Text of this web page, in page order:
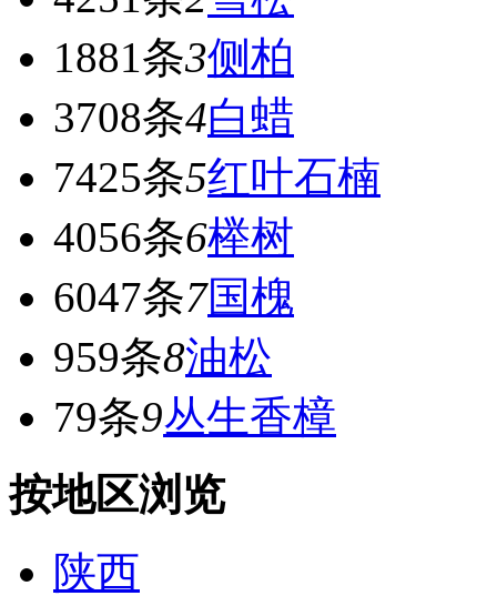
1881条3侧柏
3708条4白蜡
7425条5红叶石楠
4056条6榉树
6047条7国槐
959条8油松
79条9丛生香樟
按地区浏览
陕西